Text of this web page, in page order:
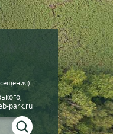
park.ru